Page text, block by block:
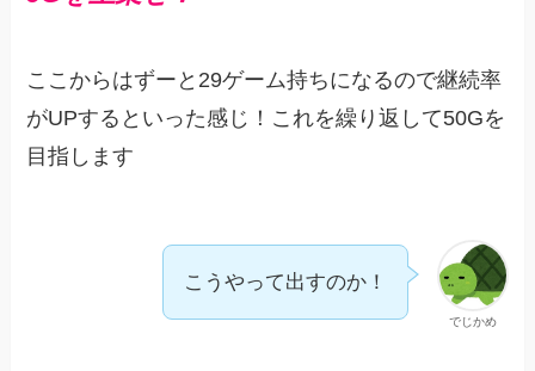
ここからはずーと29ゲーム持ちになるので継続率
がUPするといった感じ！これを繰り返して50Gを
目指します
でじかめ
こうやって出すのか！